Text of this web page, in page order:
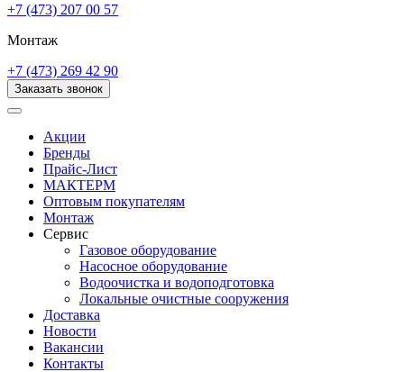
+7 (473) 207 00 57
Монтаж
+7 (473) 269 42 90
Заказать звонок
Акции
Бренды
Прайс-Лист
МАКТЕРМ
Оптовым покупателям
Монтаж
Сервис
Газовое оборудование
Насосное оборудование
Водоочистка и водоподготовка
Локальные очистные сооружения
Доставка
Новости
Вакансии
Контакты